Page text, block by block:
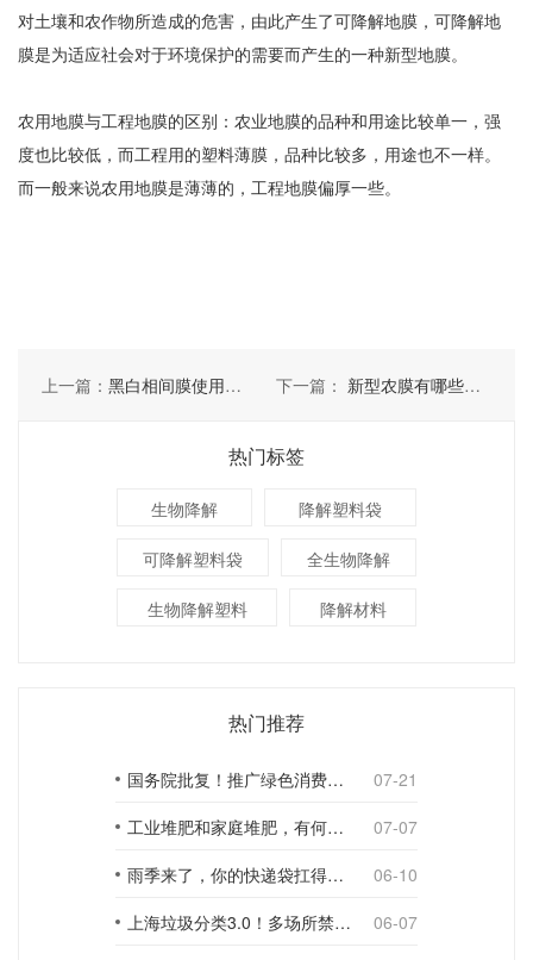
对土壤和农作物所造成的危害，由此产生了可降解地膜，可降解地
膜是为适应社会对于环境保护的需要而产生的一种新型地膜。
农用地膜与工程地膜的区别：农业地膜的品种和用途比较单一，强
度也比较低，而工程用的塑料薄膜，品种比较多，用途也不一样。
而一般来说农用地膜是薄薄的，工程地膜偏厚一些。
上一篇： 黑白相间膜使用注意事项 下一篇： 新型农膜有哪些种类及其特点
热门标签
生物降解 降解塑料袋
可降解塑料袋 全生物降解
生物降解塑料 降解材料
热门推荐
国务院批复！推广绿色消费，引导使用环保可降解包装材料
07-21
工业堆肥和家庭堆肥，有何不同？
07-07
雨季来了，你的快递袋扛得住吗？
06-10
上海垃圾分类3.0！多场所禁止使用一次性塑料袋；推动快递包装绿色转型
06-07